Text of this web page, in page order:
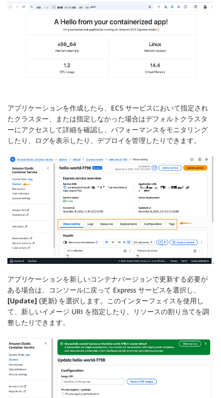
アプリケーションを作成したら、ECS サービスにおいて指定され
たクラスター、または指定しなかった場合はデフォルトクラスタ
ーにアクセスして詳細を確認し、パフォーマンスをモニタリング
したり、ログを表示したり、デプロイを管理したりできます。
アプリケーションを新しいコンテナバージョンで更新する必要が
ある場合は、コンソールに戻って Express サービスを選択し、
[Update] (更新) を選択します。このインターフェイスを使用し
て、新しいイメージ URI を指定したり、リソースの割り当てを調
整したりできます。